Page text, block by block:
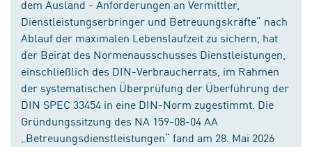
dem Ausland - Anforderungen an Vermittler,
Dienstleistungserbringer und Betreuungskräfte“ nach
Ablauf der maximalen Lebenslaufzeit zu sichern, hat
der Beirat des Normenausschusses Dienstleistungen,
einschließlich des DIN-Verbraucherrats, im Rahmen
der systematischen Überprüfung der Überführung der
DIN SPEC 33454 in eine DIN-Norm zugestimmt. Die
Gründungssitzung des NA 159-08-04 AA
„Betreuungsdienstleistungen“ fand am 28. Mai 2026